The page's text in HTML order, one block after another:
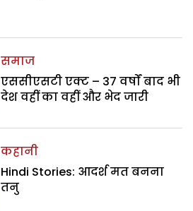
समाज
एससीएसटी एक्ट – 37 वर्षों बाद भी
देश वहीं का वहीं और भेद जारी
कहानी
Hindi Stories: आदर्श मत बनना
तनु